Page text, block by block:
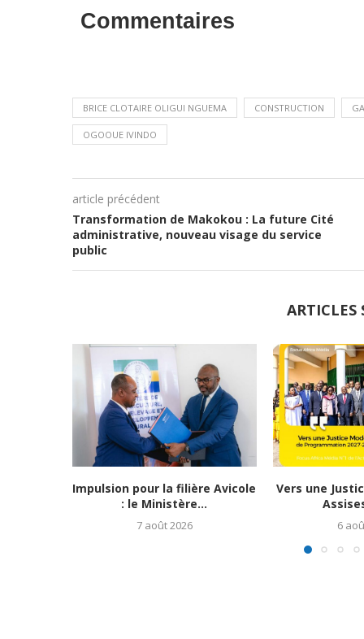
Commentaires
BRICE CLOTAIRE OLIGUI NGUEMA CONSTRUCTION
OGOOUE IVINDO
article précédent
Transformation de Makokou : La future Cité
administrative, nouveau visage du service
public
ARTICLES
Impulsion pour la filière Avicole
: le Ministère...
7 août 2026
Vers une
6